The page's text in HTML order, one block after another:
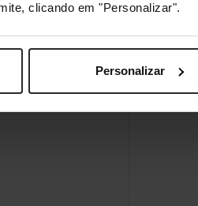
clicando em "Personalizar".
Personalizar